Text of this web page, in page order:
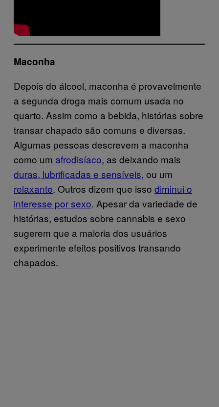
Maconha
Depois do álcool, maconha é provavelmente
a segunda droga mais comum usada no
quarto. Assim como a bebida, histórias sobre
transar chapado são comuns e diversas.
Algumas pessoas descrevem a maconha
como um afrodisíaco, as deixando mais
duras, lubrificadas e sensíveis, ou um
relaxante. Outros dizem que isso diminui o
interesse por sexo. Apesar da variedade de
histórias, estudos sobre cannabis e sexo
sugerem que a maioria dos usuários
experimente efeitos positivos transando
chapados.